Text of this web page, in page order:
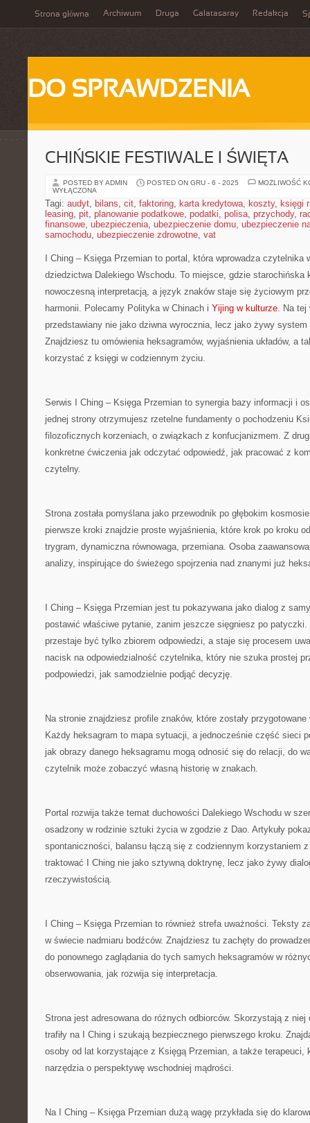
Strona główna Archiwum Druga Galatasaray Redakcja
DO SPRAWDZENIA
CHIŃSKIE FESTIWALE I ŚWIĘTA
POSTED BY ADMIN POSTED ON GRU - 6 - 2025
MOŻLIWOŚĆ
WYŁĄCZONA
Tagi: audyt, bilans, cit, faktoring, karta kredytowa, koszty, księgi
leasing, pit, planowanie podatkowe, podatki, polisa, przychody,
finansowe, ubezpieczenia, ubezpieczenie domu, ubezpieczenie
samochodu, ubezpieczenie zdrowotne, vat
I Ching – Księga Przemian to portal, która wprowadza czytelnika
dziedzictwa Dalekiego Wschodu. To miejsce, gdzie starochińska
nowoczesną interpretacją, a język znaków staje się życiowym
harmonii. Polecamy Polityka w Chinach i Yijing w kulturze. Na tej
przedstawiany nie jako dziwna wyrocznia, lecz jako żywy
Znajdziesz tu omówienia heksagramów, wyjaśnienia układów, a
korzystać z księgi w codziennym życiu.
Serwis I Ching – Księga Przemian to synergia bazy informacji i
jednej strony otrzymujesz rzetelne fundamenty o pochodzeniu
filozoficznych korzeniach, o związkach z konfucjanizmem. Z
konkretne ćwiczenia jak odczytać odpowiedź, jak pracować z
czytelny.
Strona została pomyślana jako przewodnik po głębokim
pierwsze kroki znajdzie proste wyjaśnienia, które krok po kroku
trygram, dynamiczna równowaga, przemiana. Osoba
analizy, inspirujące do świeżego spojrzenia nad znanymi już
I Ching – Księga Przemian jest tu pokazywana jako dialog z
postawić właściwe pytanie, zanim jeszcze sięgniesz po
przestaje być tylko zbiorem odpowiedzi, a staje się procesem
nacisk na odpowiedzialność czytelnika, który nie szuka prostej
podpowiedzi, jak samodzielnie podjąć decyzję.
Na stronie znajdziesz profile znaków, które zostały
Każdy heksagram to mapa sytuacji, a jednocześnie część sieci
jak obrazy danego heksagramu mogą odnosić się do relacji, do
czytelnik może zobaczyć własną historię w znakach.
Portal rozwija także temat duchowości Dalekiego Wschodu w
osadzony w rodzinie sztuki życia w zgodzie z Dao. Artykuły
spontaniczności, balansu łączą się z codziennym korzystaniem
traktować I Ching nie jako sztywną doktrynę, lecz jako żywy
rzeczywistością.
I Ching – Księga Przemian to również strefa uważności. Teksty
w świecie nadmiaru bodźców. Znajdziesz tu zachęty do
do ponownego zaglądania do tych samych heksagramów w
obserwowania, jak rozwija się interpretacja.
Strona jest adresowana do różnych odbiorców. Skorzystają z
trafiły na I Ching i szukają bezpiecznego pierwszego kroku.
osoby od lat korzystające z Księgą Przemian, a także terapeuci,
narzędzia o perspektywę wschodniej mądrości.
Na I Ching – Księga Przemian dużą wagę przykłada się do